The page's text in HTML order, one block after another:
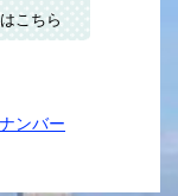
こちら
ンバー